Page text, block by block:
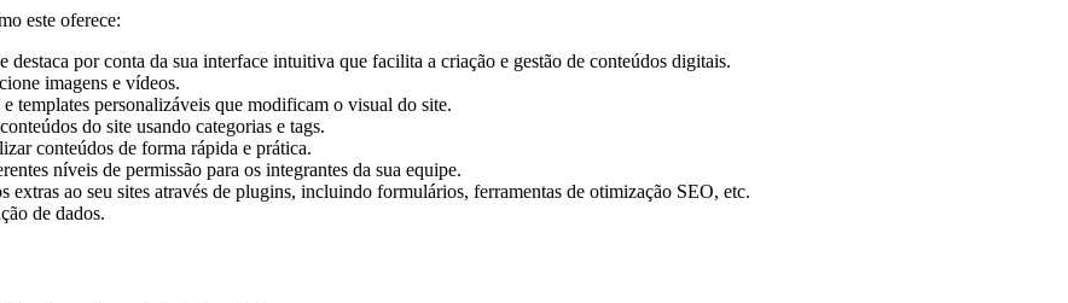
este oferece:
por conta da sua interface intuitiva que facilita a criação e gestão de conteúdos digitais.
imagens e vídeos.
templates personalizáveis que modificam o visual do site.
do site usando categorias e tags.
conteúdos de forma rápida e prática.
níveis de permissão para os integrantes da sua equipe.
extras ao seu sites através de plugins, incluindo formulários, ferramentas de otimização SEO, etc.
de dados.